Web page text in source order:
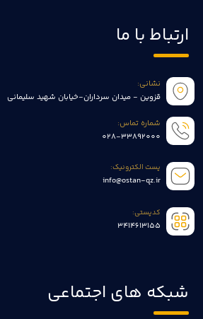
ارتباط با ما
نشانی:
قزوین - میدان سرداران-خیابان شهید سلیمانی
شماره تماس:
028-33892000
پست الکترونیک:
info@ostan-qz.ir
کدپستی:
3414613155
شبکه های اجتماعی